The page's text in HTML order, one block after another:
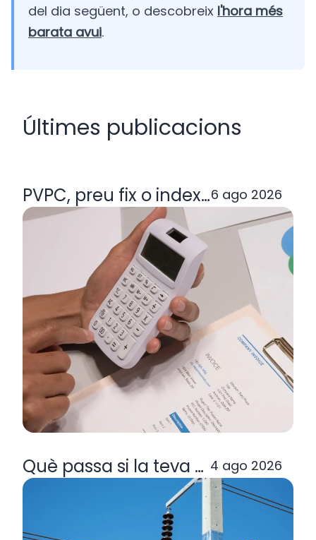
del dia següent, o descobreix l'hora més
barata avui.
Últimes publicacions
PVPC, preu fix o indexada: quina
6 ago 2026
Què passa si la teva 4 ago 2026